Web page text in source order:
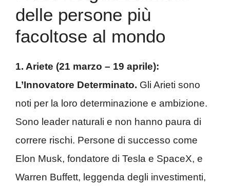
delle persone più
facoltose al mondo
1. Ariete (21 marzo – 19 aprile):
L’Innovatore Determinato. Gli Arieti sono
noti per la loro determinazione e ambizione.
Sono leader naturali e non hanno paura di
correre rischi. Persone di successo come
Elon Musk, fondatore di Tesla e SpaceX, e
Warren Buffett, leggenda degli investimenti,